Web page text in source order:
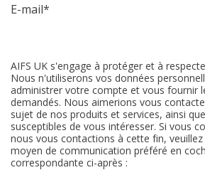
E-mail*
AIFS UK s'engage à protéger et à
Nous n'utiliserons vos données
administrer votre compte et vous fournir
demandés. Nous aimerions vous
sujet de nos produits et services, ainsi
susceptibles de vous intéresser. Si vous
nous vous contactions à cette fin,
moyen de communication préféré en
correspondante ci-après :